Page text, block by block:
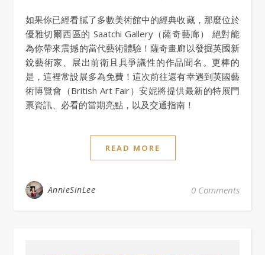
如果你已經看膩了多數美術館中的經典收藏，那麼位於
優雅切爾西區的 Saatchi Gallery（薩奇藝廊） 絕對能
為你帶來震撼的當代藝術體驗！薩奇畫廊以發掘英國新
銳藝術家、展出前衛且具爭議性的作品聞名。更棒的
是，這裡常設展多為免費！這次前往還有幸遇到英國藝
術博覽會（British Art Fair）安妮將提供最新的特展門
票資訊、必看的當期亮點，以及交通指南！
READ MORE
AnnieSinLee 0 Comments